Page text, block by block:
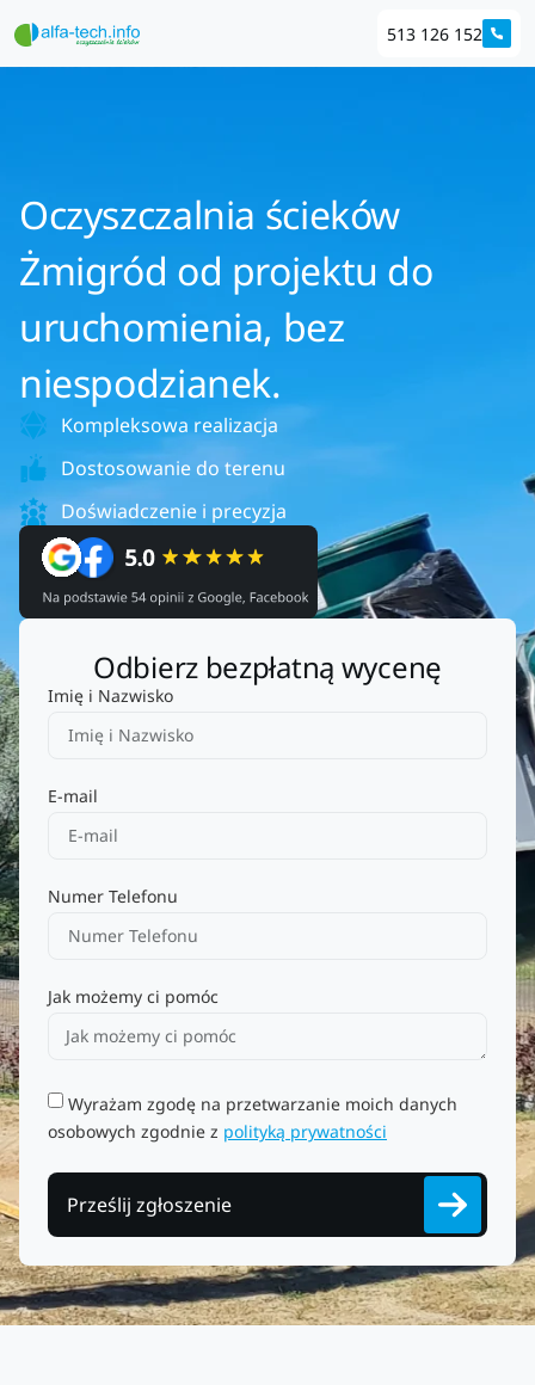
513 126 152
Oczyszczalnia ścieków
Żmigród od projektu do
uruchomienia, bez
niespodzianek.
Kompleksowa realizacja
Dostosowanie do terenu
Doświadczenie i precyzja
Odbierz bezpłatną wycenę
Imię i Nazwisko
E-mail
Numer Telefonu
Jak możemy ci pomóc
Wyrażam zgodę na przetwarzanie moich danych
osobowych zgodnie z polityką prywatności
Prześlij zgłoszenie